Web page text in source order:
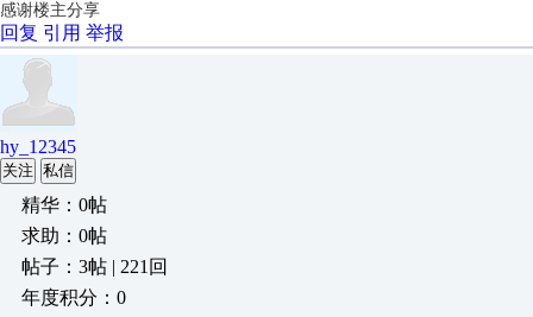
感谢楼主分享
回复 引用 举报
hy_12345
关注 私信
精华：0帖
求助：0帖
帖子：3帖 | 221回
年度积分：0